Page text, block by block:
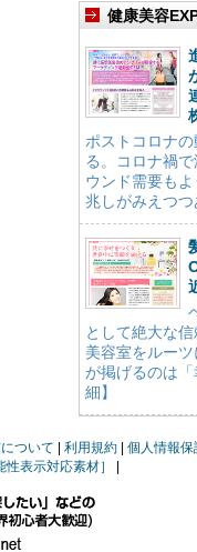
健康美容
ポストコロナ
る。コロナ禍
ウンド需要も
兆しがみえつつ
として絶大な
美容室をルー
が掲げるのは
細】
ついて 利用規約 個人情報保
表示対応素材］